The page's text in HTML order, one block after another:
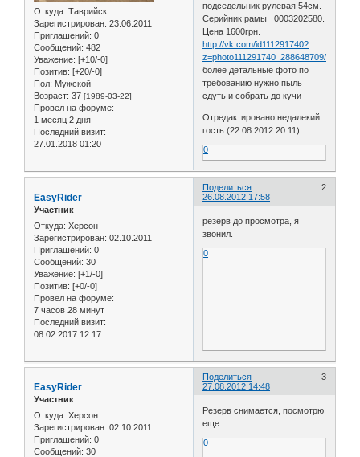
Откуда: Таврийск
Зарегистрирован: 23.06.2011
Приглашений: 0
Сообщений: 482
Уважение: [+10/-0]
Позитив: [+20/-0]
Пол: Мужской
Возраст: 37 [1989-03-22]
Провел на форуме:
1 месяц 2 дня
Последний визит:
27.01.2018 01:20
подседельник рулевая 54см.
Серийник рамы 0003202580.
Цена 1600грн.
http://vk.com/id111291740?
z=photo111291740_288648709/
более детальные фото по
требованию нужно пыль
сдуть и собрать до кучи
Отредактировано недалекий
гость (22.08.2012 20:11)
0
Поделиться
2
26.08.2012 17:58
EasyRider
Участник
Откуда: Херсон
Зарегистрирован: 02.10.2011
Приглашений: 0
Сообщений: 30
Уважение: [+1/-0]
Позитив: [+0/-0]
Провел на форуме:
7 часов 28 минут
Последний визит:
08.02.2017 12:17
резерв до просмотра, я
звонил.
0
Поделиться
3
27.08.2012 14:48
EasyRider
Участник
Откуда: Херсон
Зарегистрирован: 02.10.2011
Приглашений: 0
Сообщений: 30
Резерв снимается, посмотрю
еще
0